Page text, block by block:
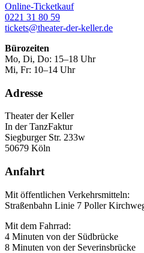
Online-Ticketkauf
0221 31 80 59
tickets@theater-der-keller.de
Bürozeiten
Mo, Di, Do: 15–18 Uhr
Mi, Fr: 10–14 Uhr
Adresse
Theater der Keller
In der TanzFaktur
Siegburger Str. 233w
50679 Köln
Anfahrt
Mit öffentlichen Verkehrsmitteln:
Straßenbahn Linie 7 Poller
Mit dem Fahrrad:
4 Minuten von der Südbrücke
8 Minuten von der Severinsbrücke